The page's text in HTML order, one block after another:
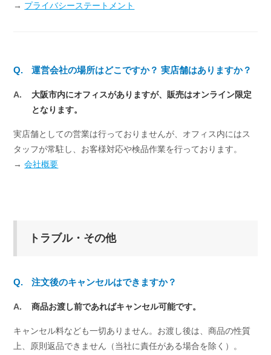
→ プライバシーステートメント
Q. 運営会社の場所はどこですか？ 実店舗はありますか？
A.
大阪市内にオフィスがありますが、販売はオンライン限定
となります。
実店舗としての営業は行っておりませんが、オフィス内にはス
タッフが常駐し、お客様対応や検品作業を行っております。
→会社概要
トラブル・その他
Q. 注文後のキャンセルはできますか？
A. 商品お渡し前であればキャンセル可能です。
キャンセル料なども一切ありません。お渡し後は、商品の性質
上、原則返品できません（当社に責任がある場合を除く）。